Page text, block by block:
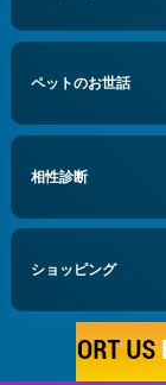
ペットのお世話
相性診断
ショッピング